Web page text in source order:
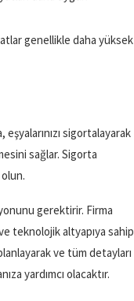
genellikle daha yüksek
sigortalayarak
sağlar. Sigorta
gerektirir. Firma
teknolojik altyapıya sahip
ve tüm detayları
yardımcı olacaktır.